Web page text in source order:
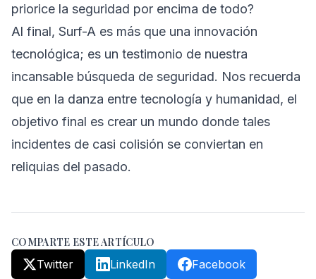
priorice la seguridad por encima de todo?
Al final, Surf-A es más que una innovación
tecnológica; es un testimonio de nuestra
incansable búsqueda de seguridad. Nos recuerda
que en la danza entre tecnología y humanidad, el
objetivo final es crear un mundo donde tales
incidentes de casi colisión se conviertan en
reliquias del pasado.
COMPARTE ESTE ARTÍCULO
Twitter LinkedIn Facebook